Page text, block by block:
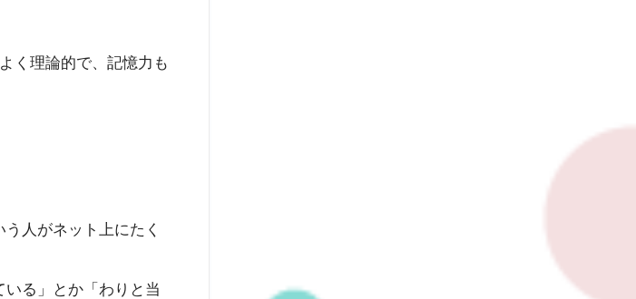
く理論的で、記憶力も
人がネット上にたく
る」とか「わりと当